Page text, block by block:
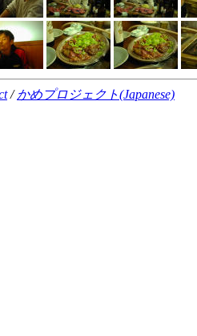
/ かめプロジェクト(Japanese)